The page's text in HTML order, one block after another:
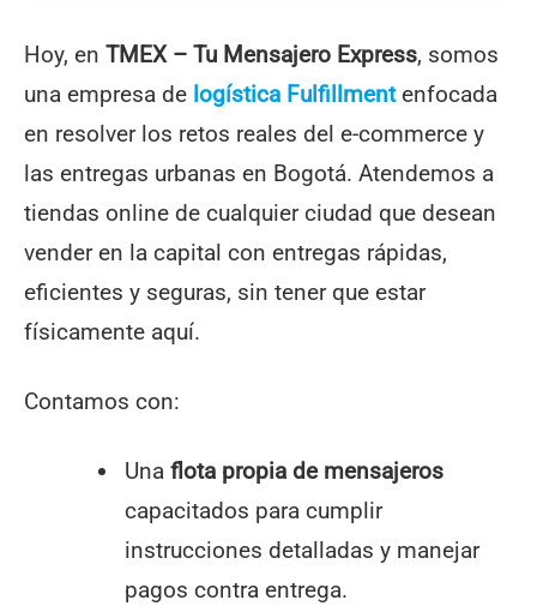
Hoy, en TMEX – Tu Mensajero Express, somos
una empresa de logística Fulfillmentenfocada
en resolver los retos reales del e-commerce y
las entregas urbanas en Bogotá. Atendemos a
tiendas online de cualquier ciudad que desean
vender en la capital con entregas rápidas,
eficientes y seguras, sin tener que estar
físicamente aquí.
Contamos con:
Una flota propia de mensajeros
capacitados para cumplir
instrucciones detalladas y manejar
pagos contra entrega.